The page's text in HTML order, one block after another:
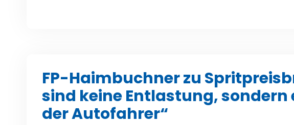
FP-Haimbuchner zu
sind keine Entlastung, sondern
der Autofahrer“